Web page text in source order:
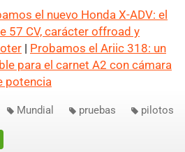
el nuevo Honda X-ADV: el
57 CV, carácter offroad y
| Probamos el Ariic 318: un
para el carnet A2 con cámara
potencia
Mundial pruebas pilotos